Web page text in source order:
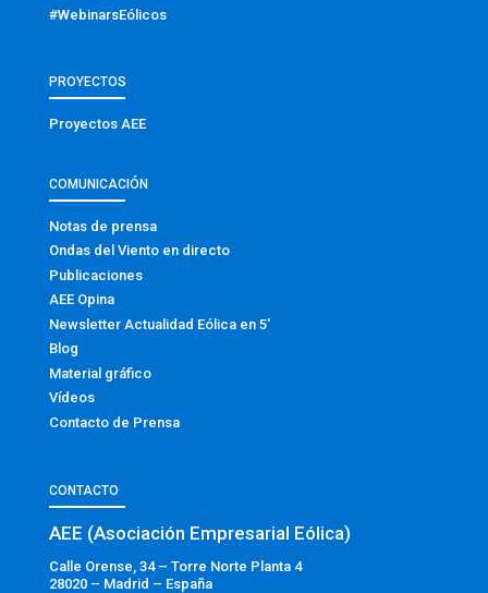
#WebinarsEólicos
PROYECTOS
Proyectos AEE
COMUNICACIÓN
Notas de prensa
Ondas del Viento en directo
Publicaciones
AEE Opina
Newsletter Actualidad Eólica en 5′
Blog
Material gráfico
Vídeos
Contacto de Prensa
CONTACTO
AEE (Asociación Empresarial Eólica)
Calle Orense, 34 – Torre Norte Planta 4
28020 – Madrid – España